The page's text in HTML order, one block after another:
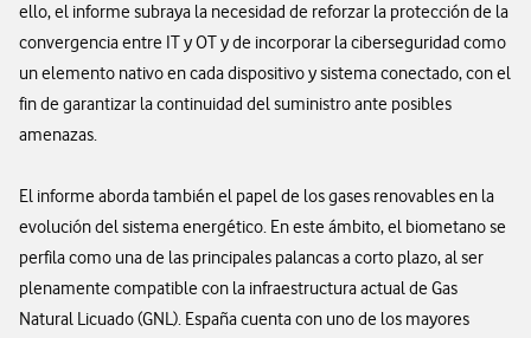
ello, el informe subraya la necesidad de reforzar la protección de la
convergencia entre IT y OT y de incorporar la ciberseguridad como
un elemento nativo en cada dispositivo y sistema conectado, con el
fin de garantizar la continuidad del suministro ante posibles
amenazas.
El informe aborda también el papel de los gases renovables en la
evolución del sistema energético. En este ámbito, el biometano se
perfila como una de las principales palancas a corto plazo, al ser
plenamente compatible con la infraestructura actual de Gas
Natural Licuado (GNL). España cuenta con uno de los mayores